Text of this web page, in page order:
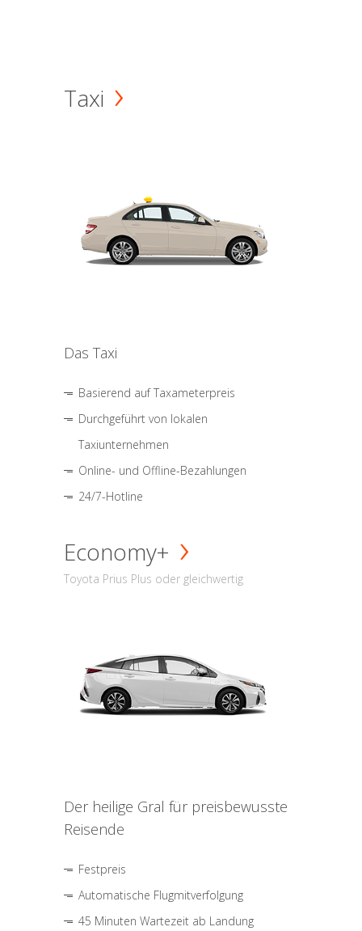
Taxi
Das Taxi
Basierend auf Taxameterpreis
Durchgeführt von lokalen
Taxiunternehmen
Online- und Offline-Bezahlungen
24/7-Hotline
Economy+
Toyota Prius Plus oder gleichwertig
Der heilige Gral für preisbewusste
Reisende
Festpreis
Automatische Flugmitverfolgung
45 Minuten Wartezeit ab Landung